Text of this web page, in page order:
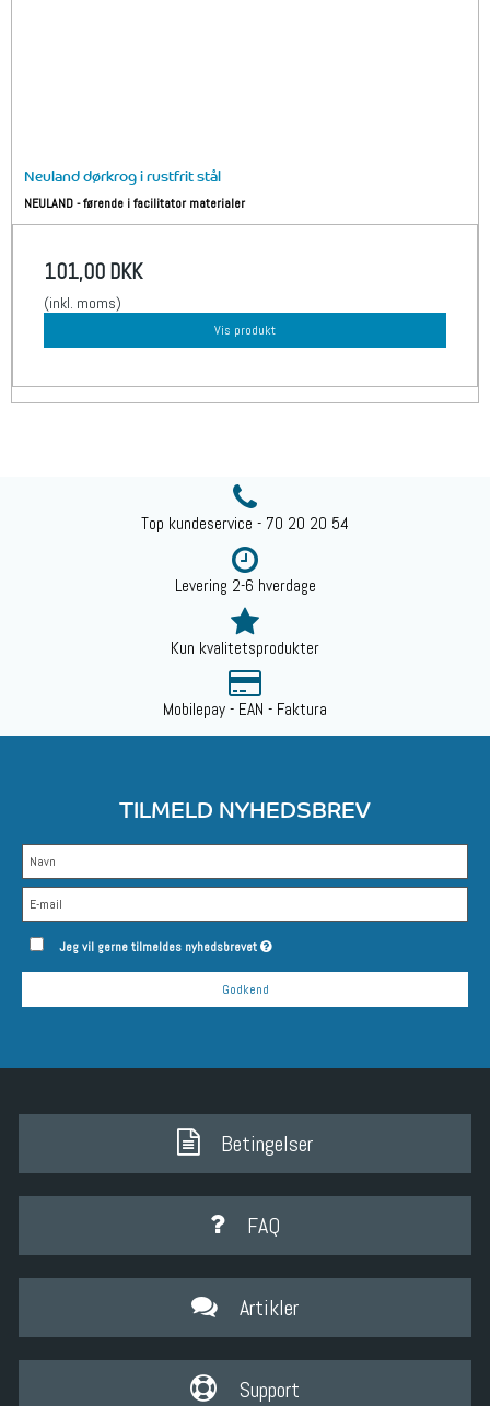
Neuland dørkrog i rustfrit stål
NEULAND - førende i facilitator materialer
101,00 DKK
(inkl. moms)
Vis produkt
Top kundeservice - 70 20 20 54
Levering 2-6 hverdage
Kun kvalitetsprodukter
Mobilepay - EAN - Faktura
TILMELD NYHEDSBREV
Jeg vil gerne tilmeldes nyhedsbrevet
Godkend
Betingelser
FAQ
Artikler
Support